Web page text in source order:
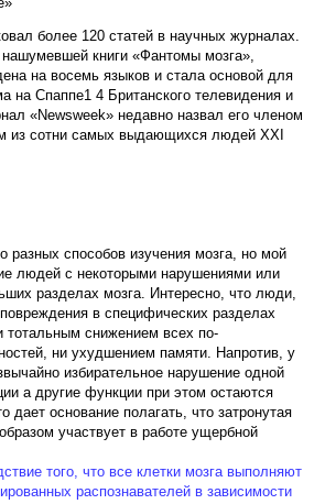
более 120 статей в на­учных журналах.
книги «Фантомы мозга»,
на восемь языков и стала основой для
на Спаппе1 4 Британского телевидения и
«Newsweek» недавно назвал его членом
из сотни самых выдающихся людей XXI
разных способов изучения мозга, но мой
людей с неко­торыми нарушениями или
разделах мозга. Интересно, что люди,
в специфических разделах
тотальным снижением всех по­
ни ухудшением памяти. Напротив, у
избира­тельное нарушение одной
а другие функции при этом остаются
дает основание полагать, что затронутая
участвует в работе ущерб­ной
того, что все клетки мозга выполняют
распознавателей в зависимости